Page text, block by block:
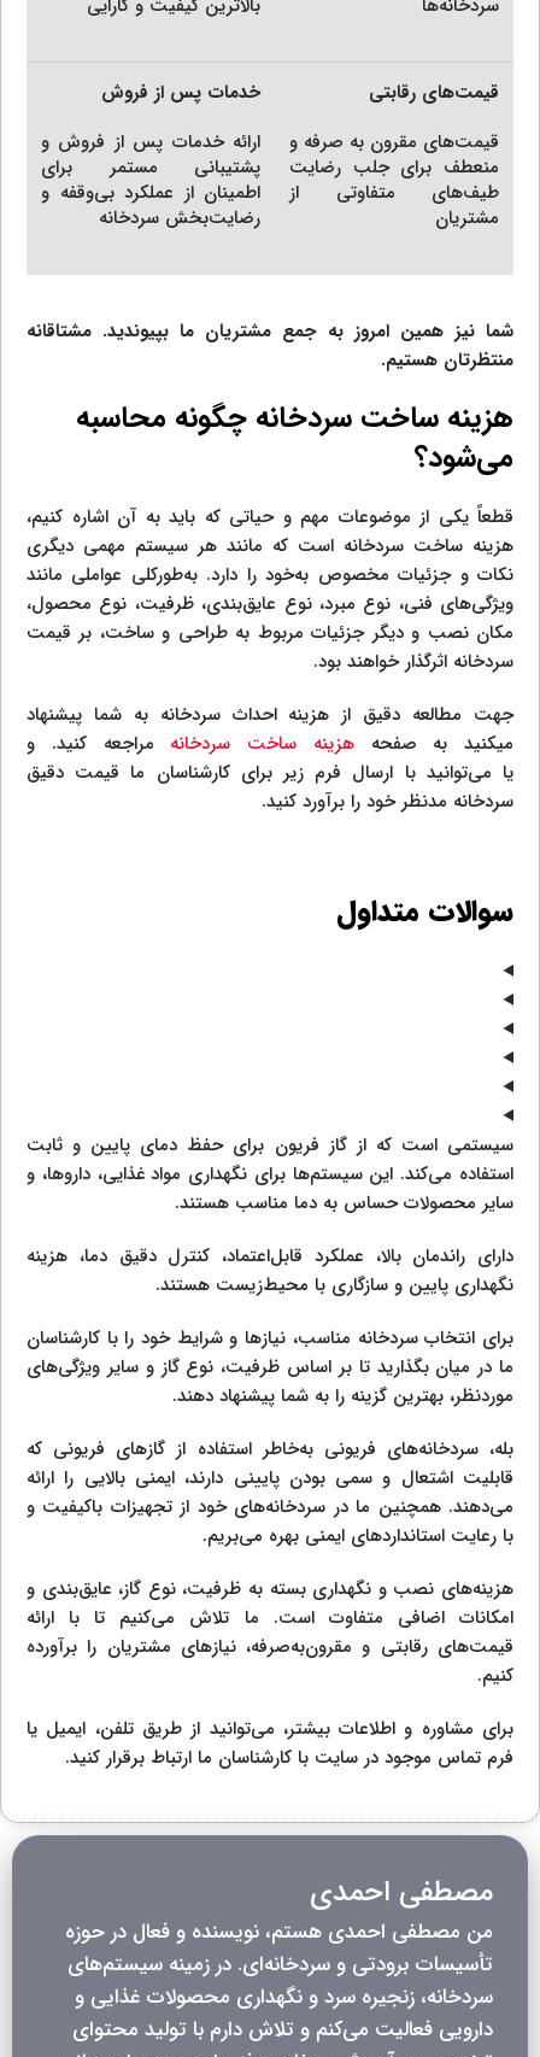
قیمت‌های رقابتی
قیمت‌های مقرون به صرفه و
منعطف برای جلب رضایت
طیف‌های متفاوتی از
مشتریان
خدمات پس از فروش
ارائه خدمات پس از فروش و
پشتیبانی مستمر برای
اطمینان از عملکرد بی‌وقفه و
رضایت‌بخش سردخانه
شما نیز همین امروز به جمع مشتریان ما بپیوندید. مشتاقانه
منتظرتان هستیم.
هزینه ساخت سردخانه چگونه محاسبه
می‌شود؟
قطعاً یکی از موضوعات مهم و حیاتی که باید به آن اشاره کنیم،
هزینه ساخت سردخانه است که مانند هر سیستم مهمی دیگری
نکات و جزئیات مخصوص به‌خود را دارد. به‌طورکلی عواملی مانند
ویژگی‌های فنی، نوع مبرد، نوع عایق‌بندی، ظرفیت، نوع محصول،
مکان نصب و دیگر جزئیات مربوط به طراحی و ساخت، بر قیمت
سردخانه اثرگذار خواهند بود.
جهت مطالعه دقیق از هزینه احداث سردخانه به شما پیشنهاد
میکنید به صفحههزینه ساخت سردخانه مراجعه کنید. و
یا می‌توانید با ارسال فرم زیر برای کارشناسان ما قیمت دقیق
سردخانه مدنظر خود را برآورد کنید.
سوالات متداول
سیستمی است که از گاز فریون برای حفظ دمای پایین و ثابت
استفاده می‌کند. این سیستم‌ها برای نگهداری مواد غذایی، داروها، و
سایر محصولات حساس به دما مناسب هستند.
دارای راندمان بالا، عملکرد قابل‌اعتماد، کنترل دقیق دما، هزینه
نگهداری پایین و سازگاری با محیط‌زیست هستند.
برای انتخاب سردخانه مناسب، نیازها و شرایط خود را با کارشناسان
ما در میان بگذارید تا بر اساس ظرفیت، نوع گاز و سایر ویژگی‌های
موردنظر، بهترین گزینه را به شما پیشنهاد دهند.
بله، سردخانه‌های فریونی به‌خاطر استفاده از گازهای فریونی که
قابلیت اشتعال و سمی بودن پایینی دارند، ایمنی بالایی را ارائه
می‌دهند. همچنین ما در سردخانه‌های خود از تجهیزات باکیفیت و
با رعایت استانداردهای ایمنی بهره می‌بریم.
هزینه‌های نصب و نگهداری بسته به ظرفیت، نوع گاز، عایق‌بندی و
امکانات اضافی متفاوت است. ما تلاش می‌کنیم تا با ارائه
قیمت‌های رقابتی و مقرون‌به‌صرفه، نیازهای مشتریان را برآورده
کنیم.
برای مشاوره و اطلاعات بیشتر، می‌توانید از طریق تلفن، ایمیل یا
فرم تماس موجود در سایت با کارشناسان ما ارتباط برقرار کنید.
مصطفی احمدی
من مصطفی احمدی هستم، نویسنده و فعال در حوزه
تأسیسات برودتی و سردخانه‌ای. در زمینه سیستم‌های
سردخانه، زنجیره سرد و نگهداری محصولات غذایی و
دارویی فعالیت می‌کنم و تلاش دارم با تولید محتوای